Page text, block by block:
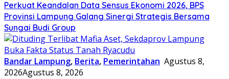
Perkuat Keandalan Data Sensus Ekonomi 2026, BPS
Provinsi Lampung Galang Sinergi Strategis Bersama
Sungai Budi Group
Bandar Lampung, Berita, Pemerintahan Agustus 8,
2026Agustus 8, 2026